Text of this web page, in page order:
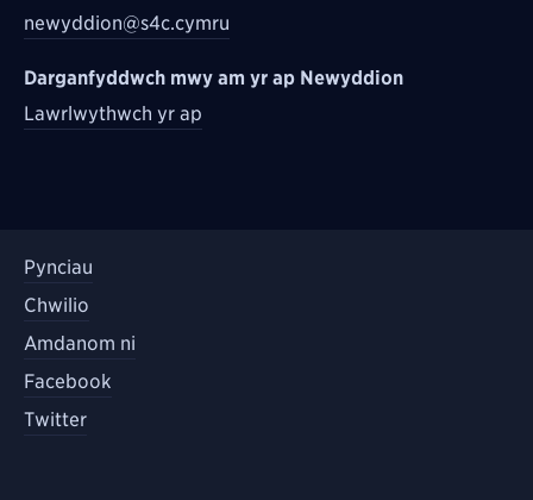
newyddion@s4c.cymru
Darganfyddwch mwy am yr ap Newyddion
Lawrlwythwch yr ap
Pynciau
Chwilio
Amdanom ni
Facebook
Twitter